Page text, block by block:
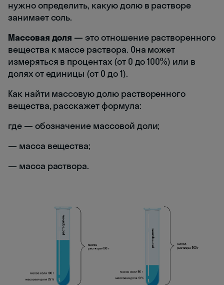
нужно определить, какую долю в растворе
занимает соль.
Массовая доля — это отношение растворенного
вещества к массе раствора. Она может
измеряться в процентах (от 0 до 100%) или в
долях от единицы (от 0 до 1).
Как найти массовую долю растворенного
вещества, расскажет формула:
где — обозначение массовой доли;
— масса вещества;
— масса раствора.